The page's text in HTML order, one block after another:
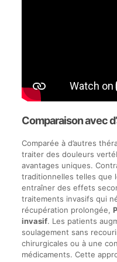
Comparaison avec
Comparée à d’autres
traiter des douleurs
avantages uniques.
traditionnelles telles que
entraîner des effets
traitements invasifs qui
récupération prolongée,
invasif. Les patients
soulagement sans
chirurgicales ou à une
médicaments. Cette